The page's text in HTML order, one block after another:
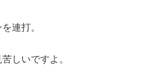
連打。
しいですよ。